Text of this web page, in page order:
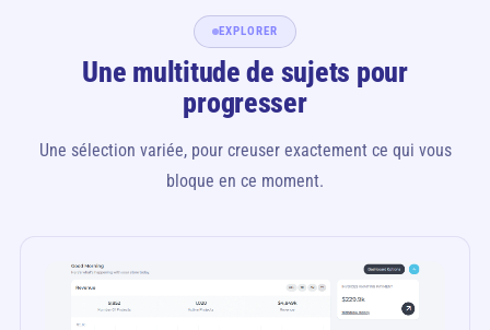
EXPLORER
Une multitude de sujets pour
progresser
Une sélection variée, pour creuser exactement ce qui vous
bloque en ce moment.